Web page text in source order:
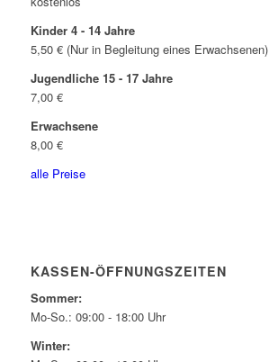
Kinder 4 - 14 Jahre
5,50 € (Nur in Begleitung eines Erwachsenen)
Jugendliche 15 - 17 Jahre
7,00 €
Erwachsene
8,00 €
alle Preise
KASSEN-ÖFFNUNGSZEITEN
Sommer:
Mo-So.: 09:00 - 18:00 Uhr
Winter: